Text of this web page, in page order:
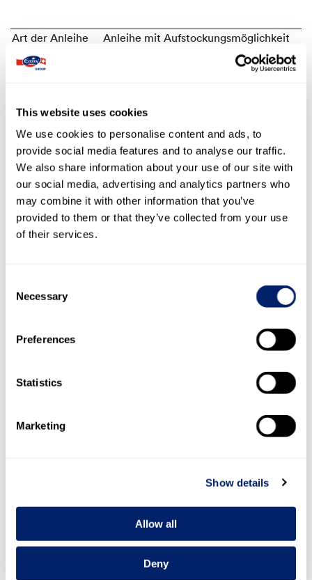
This website uses cookies
We use cookies to personalise content and ads, to
provide social media features and to analyse our traffic.
We also share information about your use of our site with
our social media, advertising and analytics partners who
may combine it with other information that you’ve
provided to them or that they’ve collected from your use
of their services.
Selection
Necessary
Preferences
Statistics
Marketing
Show details
Allow all
Deny
Art der Anleihe
Anleihe mit Aufstockungsmöglichkeit
Nominalbetrag
Valorennummer
36869775 / ISIN CH0368697758
Laufzeit
21. Juni 2017 bis 21. Juni 2029
Rückzahlung
21. Juni 2029 zum Nennwert
Die im Zusammenhang mit der Ausgabe der Anleihe
angefallenen Emissionskosten im Umfang von
CHF 0.4 Millionen wurden per 21. Juni 2017 unter den
aktiven Rechnungs­abgrenzungen aktiviert. Die
entsprechende Abgrenzung wird über die Laufzeit der
Zinssatz der Anleihe erhöht sich damit von 0.50 % auf
0.51 % pro Jahr.
19.2 Fälligkeitsstruktur der
Restlaufzeiten
länger als
796 751 –
1’540 2’990 109
–
Leasingverbindlichkeiten
Darlehen von Dritten